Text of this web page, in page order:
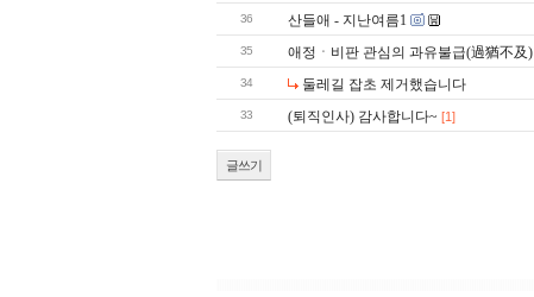
36 산들애 - 지난여름1
35 애정ㆍ비판 관심의 과유불급(過猶不及)
34 둘레길 잡초 제거했습니다
33 (퇴직인사) 감사합니다~ [1]
글쓰기